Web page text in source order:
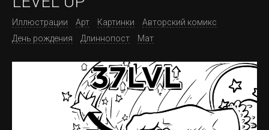
Иллюстрации Арт Картинки
Авторский комикс
День рождения
Длиннопост Мат